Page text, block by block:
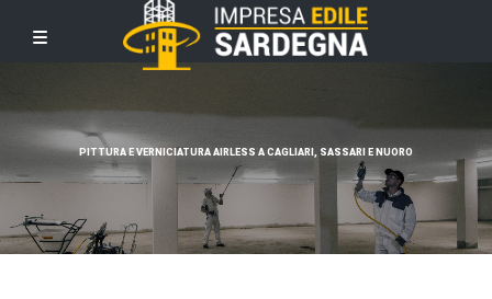
PITTURA E VERNICIATURA AIRLESS A CAGLIARI, SASSARI E NUORO